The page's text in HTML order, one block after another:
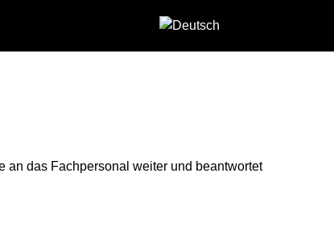
an das Fachpersonal weiter und beantwortet